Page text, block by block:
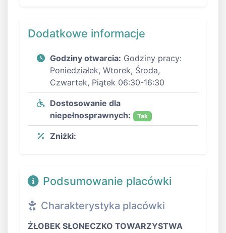
Dodatkowe informacje
Godziny otwarcia: Godziny pracy:
Poniedziałek, Wtorek, Środa,
Czwartek, Piątek 06:30-16:30
Dostosowanie dla
niepełnosprawnych:
Tak
Zniżki:
Podsumowanie placówki
Charakterystyka placówki
ŻŁOBEK SŁONECZKO TOWARZYSTWA